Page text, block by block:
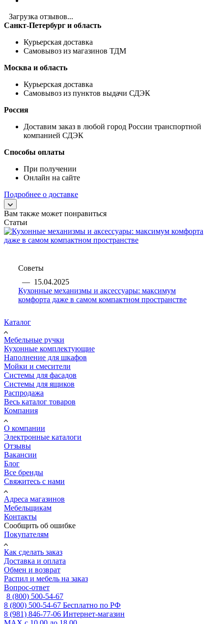
Загрузка отзывов...
Санкт-Петербург и область
Курьерская доставка
Самовывоз из магазинов ТДМ
Москва и область
Курьерская доставка
Самовывоз из пунктов выдачи СДЭК
Россия
Доставим заказ в любой город России транспортной
компанией СДЭК
Способы оплаты
При получении
Онлайн на сайте
Подробнее о доставке
Вам также может понравиться
Статьи
Советы
— 15.04.2025
Кухонные механизмы и аксессуары: максимум
комфорта даже в самом компактном пространстве
Каталог
Мебельные ручки
Кухонные комплектующие
Наполнение для шкафов
Мойки и смесители
Системы для фасадов
Системы для ящиков
Распродажа
Весь каталог товаров
Компания
О компании
Электронные каталоги
Отзывы
Вакансии
Блог
Все бренды
Свяжитесь с нами
Адреса магазинов
Мебельщикам
Контакты
Сообщить об ошибке
Покупателям
Как сделать заказ
Доставка и оплата
Обмен и возврат
Распил и мебель на заказ
Вопрос-ответ
8 (800) 500-54-67
8 (800) 500-54-67 Бесплатно по РФ
8 (981) 846-77-06 Интернет-магазин